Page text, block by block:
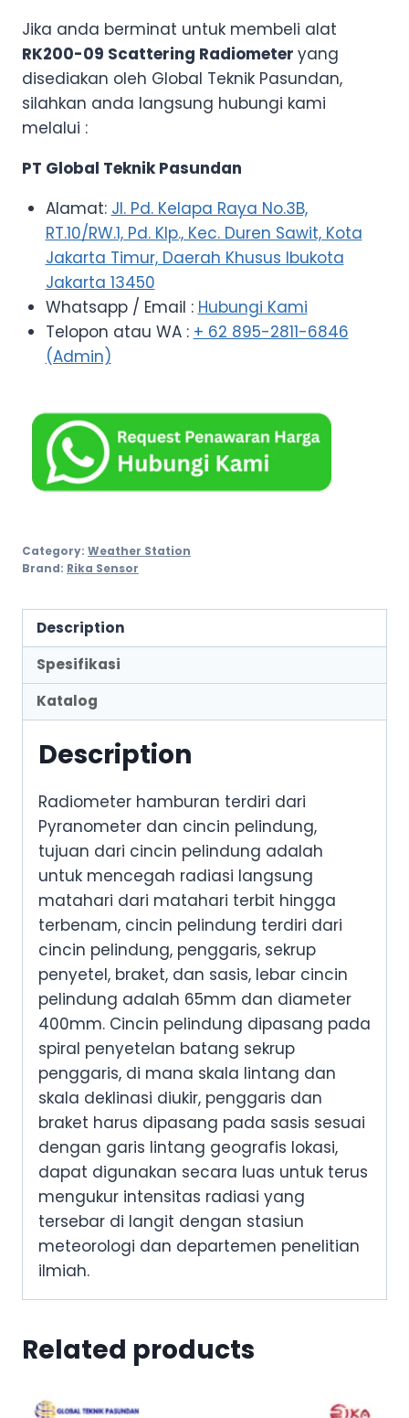
Jika anda berminat untuk membeli alat
RK200-09 Scattering Radiometer yang
disediakan oleh Global Teknik Pasundan,
silahkan anda langsung hubungi kami
melalui :
PT Global Teknik Pasundan
Alamat: Jl. Pd. Kelapa Raya No.3B,
RT.10/RW.1, Pd. Klp., Kec. Duren Sawit, Kota
Jakarta Timur, Daerah Khusus Ibukota
Jakarta 13450
Whatsapp / Email : Hubungi Kami
Telopon atau WA : + 62 895-2811-6846
(Admin)
Category: Weather Station
Brand: Rika Sensor
Description
Spesifikasi
Katalog
Description
Radiometer hamburan terdiri dari
Pyranometer dan cincin pelindung,
tujuan dari cincin pelindung adalah
untuk mencegah radiasi langsung
matahari dari matahari terbit hingga
terbenam, cincin pelindung terdiri dari
cincin pelindung, penggaris, sekrup
penyetel, braket, dan sasis, lebar cincin
pelindung adalah 65mm dan diameter
400mm. Cincin pelindung dipasang pada
spiral penyetelan batang sekrup
penggaris, di mana skala lintang dan
skala deklinasi diukir, penggaris dan
braket harus dipasang pada sasis sesuai
dengan garis lintang geografis lokasi,
dapat digunakan secara luas untuk terus
mengukur intensitas radiasi yang
tersebar di langit dengan stasiun
meteorologi dan departemen penelitian
ilmiah.
Related products